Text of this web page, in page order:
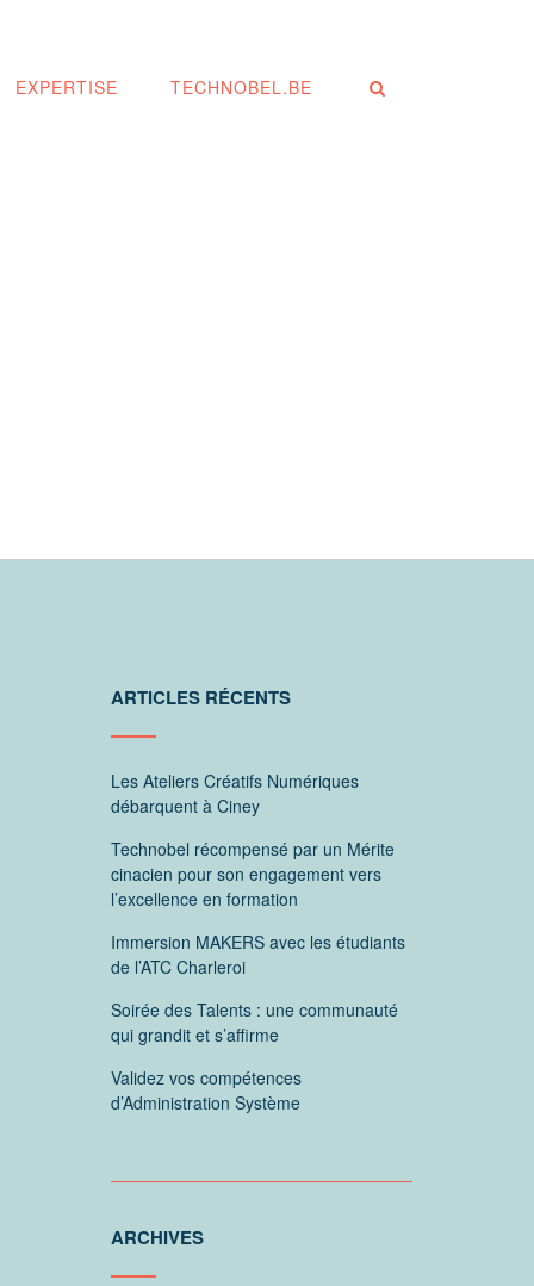
EXPERTISE TECHNOBEL.BE
ARTICLES RÉCENTS
Les Ateliers Créatifs Numériques
débarquent à Ciney
Technobel récompensé par un Mérite
cinacien pour son engagement vers
l’excellence en formation
Immersion MAKERS avec les étudiants
de l’ATC Charleroi
Soirée des Talents : une communauté
qui grandit et s’affirme
Validez vos compétences
d’Administration Système
ARCHIVES